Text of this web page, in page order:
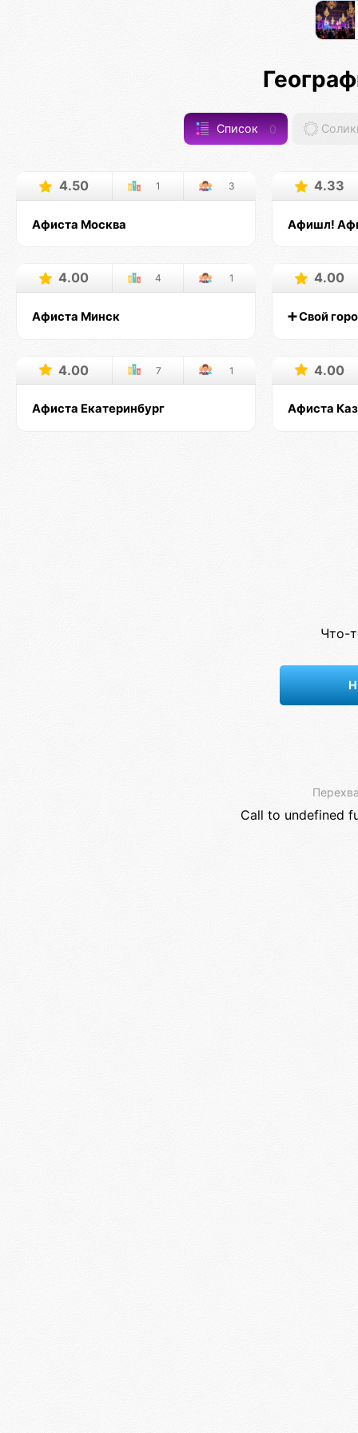
Список 0
4.50 3
1
Афиста Москва
4.33
Афишл!
4.00 1
4
Афиста Минск
4.00
➕ Свой
4.00 1
7
Афиста Екатеринбург
4.00
Афиста
Что-
Call to undefined